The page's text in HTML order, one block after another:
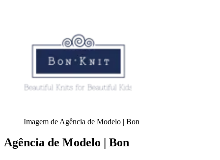
Imagem de Agência de Modelo | Bon
Agência de Modelo | Bon